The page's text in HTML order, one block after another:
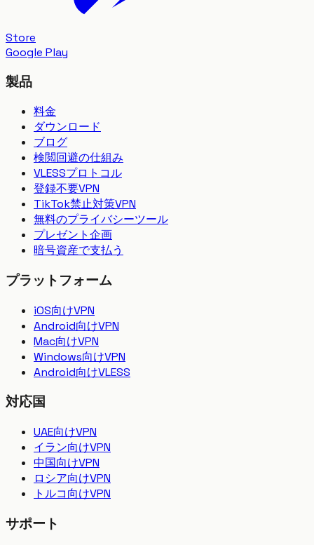
Store
Google Play
製品
料金
ダウンロード
ブログ
検閲回避の仕組み
VLESSプロトコル
登録不要VPN
TikTok禁止対策VPN
無料のプライバシーツール
プレゼント企画
暗号資産で支払う
プラットフォーム
iOS向けVPN
Android向けVPN
Mac向けVPN
Windows向けVPN
Android向けVLESS
対応国
UAE向けVPN
イラン向けVPN
中国向けVPN
ロシア向けVPN
トルコ向けVPN
サポート